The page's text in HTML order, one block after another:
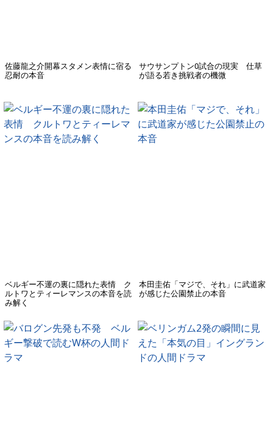
佐藤龍之介開幕スタメン表情に宿る
忍耐の本音
サウサンプトン0試合の現実 仕草
が語る若き挑戦者の機微
ベルギー不運の裏に隠れた表情 ク
ルトワとティーレマンスの本音を読
み解く
本田圭佑「マジで、それ」に武道家
が感じた公園禁止の本音